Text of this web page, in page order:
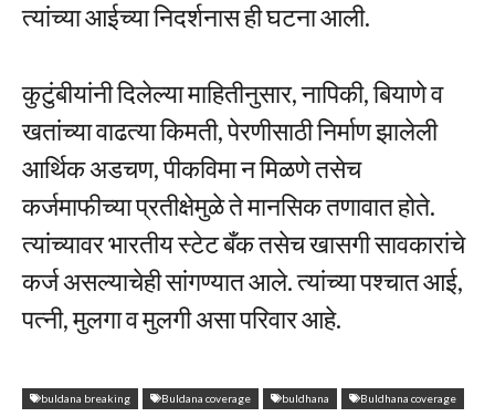
त्यांच्या आईच्या निदर्शनास ही घटना आली.
कुटुंबीयांनी दिलेल्या माहितीनुसार, नापिकी, बियाणे व
खतांच्या वाढत्या किमती, पेरणीसाठी निर्माण झालेली
आर्थिक अडचण, पीकविमा न मिळणे तसेच
कर्जमाफीच्या प्रतीक्षेमुळे ते मानसिक तणावात होते.
त्यांच्यावर भारतीय स्टेट बँक तसेच खासगी सावकारांचे
कर्ज असल्याचेही सांगण्यात आले. त्यांच्या पश्चात आई,
पत्नी, मुलगा व मुलगी असा परिवार आहे.
buldana breaking Buldana coverage buldhana Buldhana coverage